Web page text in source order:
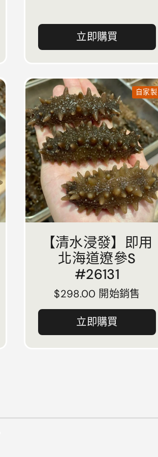
立即購買
【清水浸發】即用
北海道遼參S
#26131
正常價格
$298.00 開始銷售
立即購買
自家製